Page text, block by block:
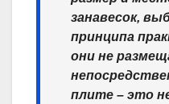
занавесок,
принципа
они не
плите – это